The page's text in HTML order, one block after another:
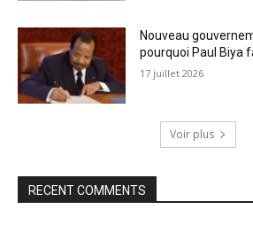
Nouveau
pourquoi Paul Biya
17 juillet 2026
Voir plus
RECENT COMMENTS